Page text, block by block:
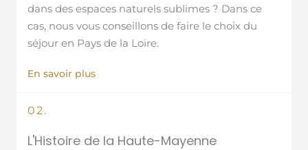
dans des espaces naturels sublimes ? Dans ce
cas, nous vous conseillons de faire le choix du
séjour en Pays de la Loire.
En savoir plus
02.
L'Histoire de la Haute-Mayenne